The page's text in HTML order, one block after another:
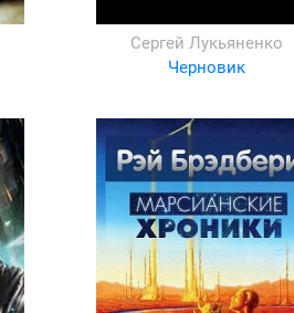
Сергей Лукьяненко
Черновик